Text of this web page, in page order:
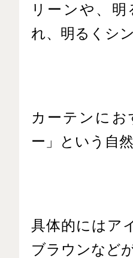
リーンや、
れ、明るくシ
カーテンに
ー」という自
具体的にはア
ブラウンなど